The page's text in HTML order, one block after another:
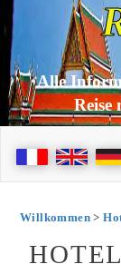
Alle
Reise
Willkommen>